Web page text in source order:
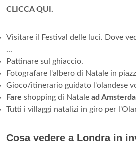
CLICCA QUI.
Visitare il Festival delle luci. Dove
...
Pattinare sul ghiaccio.
Fotografare l'albero di Natale in
Gioco/itinerario guidato l'olandese
Fare shopping di Natale ad
Tutti i villaggi natalizi in giro per
Cosa vedere a Londra in